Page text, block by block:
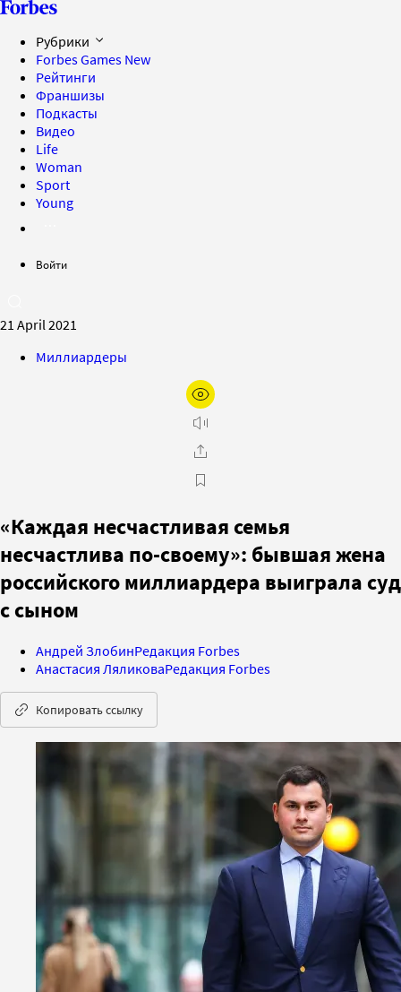
Рубрики
Forbes Games New
Рейтинги
Франшизы
Подкасты
Видео
Life
Woman
Sport
Young
Войти
21 April 2021
Миллиардеры
«Каждая несчастливая семья
несчастлива по-своему»: бывшая жена
российского миллиардера выиграла суд
с сыном
Андрей ЗлобинРедакция Forbes
Анастасия ЛяликоваРедакция Forbes
Копировать ссылку